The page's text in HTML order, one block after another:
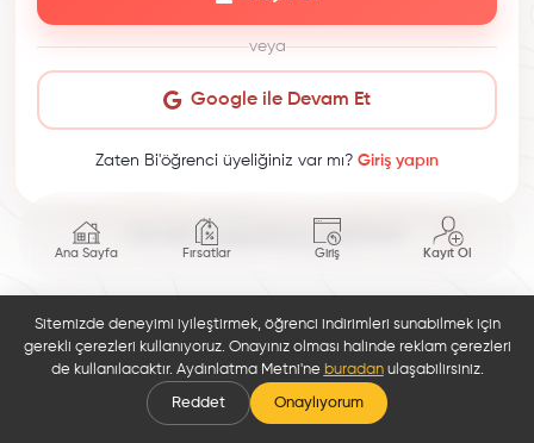
Ana Sayfa Fırsatlar Giriş Kayıt Ol
veya
Google ile Devam Et
Zaten Bi'öğrenci üyeliğiniz var mı? Giriş yapın
This site is protected by reCAPTCHA.
Sitemizde deneyimi iyileştirmek, öğrenci indirimleri sunabilmek için
gerekli çerezleri kullanıyoruz. Onayınız olması halinde reklam çerezleri
de kullanılacaktır. Aydınlatma Metni'ne buradanulaşabilirsiniz.
Reddet Onaylıyorum